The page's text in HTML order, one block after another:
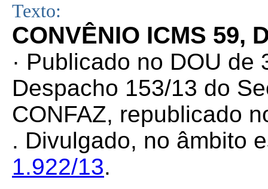
Texto:
CONVÊNIO ICMS 59,
· Publicado no DOU
Despacho 153/13 do
CONFAZ, republicado
. Divulgado, no âmbito
1.922/13.